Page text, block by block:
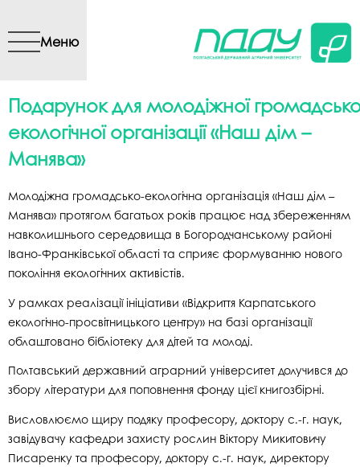
вмісту
Меню
Подарунок для молодіжної
екологічної організації «Наш дім –
Манява»
Молодіжна громадсько-екологічна організація «Наш дім –
Манява» протягом багатьох років працює над збереженням
навколишнього середовища в Богородчанському районі
Івано-Франківської області та сприяє формуванню нового
покоління екологічних активістів.
У рамках реалізації ініціативи «Відкриття Карпатського
екологічно-просвітницького центру» на базі організації
облаштовано бібліотеку для дітей та молоді.
Полтавський державний аграрний університет долучився до
збору літератури для поповнення фонду цієї книгозбірні.
Висловлюємо щиру подяку професору, доктору с.-г. наук,
завідувачу кафедри захисту рослин Віктору Микитовичу
Писаренку та професору, доктору с.-г. наук, директору